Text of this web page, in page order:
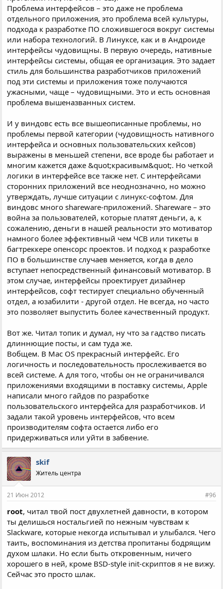
Проблема интерфейсов – это даже не проблема
отдельного приложения, это проблема всей культуры,
подхода к разработке ПО сложившегося вокруг системы
или набора технологий. В Линуксе, как и в Андроиде
интерфейсы чудовищны. В первую очередь, нативные
интерфейсы системы, общая ее организация. Это задает
стиль для большинства разработчиков приложений
под эти системы и приложения тоже получаются
ужасными, чаще – чудовищными. Это и есть основная
проблема вышеназванных систем.
И у виндовс есть все вышеописанные проблемы, но
проблемы первой категории (чудовищность нативного
интерфейса и основных пользовательских кейсов)
выражены в меньшей степени, все вроде бы работает и
многим кажется даже &quot;красивым&quot;. Но четкой
логики в интерфейсе все также нет. С интерфейсами
сторонних приложений все неоднозначно, но можно
утверждать, лучше ситуации с линукс-софтом. Для
виндовс много shareware-приложений. Shareware – это
война за пользователей, которые платят деньги, а, к
сожалению, деньги в нашей реальности это мотиватор
намного более эффективный чем ЧСВ или тикеты в
багтреккере опенсорс проектов. И подход к разработке
ПО в большинстве случаев меняется, когда в дело
вступает непосредственный финансовый мотиватор. В
этом случае, интерфейсы проектирует дизайнер
интерфейсов, софт тестирует специально обученный
отдел, а юзабилити - другой отдел. Не всегда, но часто
это позволяет выпустить более качественный продукт.
Вот же. Читал топик и думал, ну что за гадство писать
длиннющие посты, и сам туда же.
Вобщем. В Mac OS прекрасный интерфейс. Его
логичность и последовательность прослеживается во
всей системе. А для того, чтобы он не ограничивался
приложениями входящими в поставку системы, Apple
написали много гайдов по разработке
пользовательского интерфейса для разработчиков. И
задали такой уровень интерфейсов, что всем
производителям софта остается либо его
придерживаться или уйти в забвение.
skif
Житель центра
21 Июн 2012 #96
root, читал твой пост двухлетней давности, в котором
ты делишься ностальгией по нежным чувствам к
Slackware, которые некогда испытывал и улыбался. Чего
таить, воспоминания из детства пропитаны бодрящим
духом шлаки. Но если быть откровенным, ничего
хорошего в ней, кроме BSD-style init-скриптов я не вижу.
Сейчас это просто шлак.